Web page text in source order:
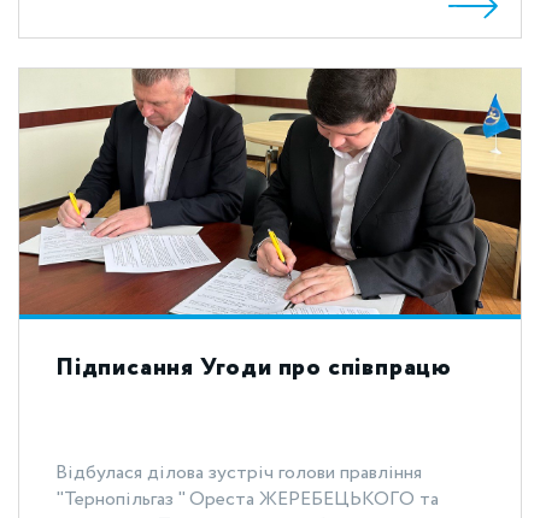
Підписання Угоди про співпрацю
Відбулася ділова зустріч голови правління
"Тернопільгаз " Ореста ЖЕРЕБЕЦЬКОГО та